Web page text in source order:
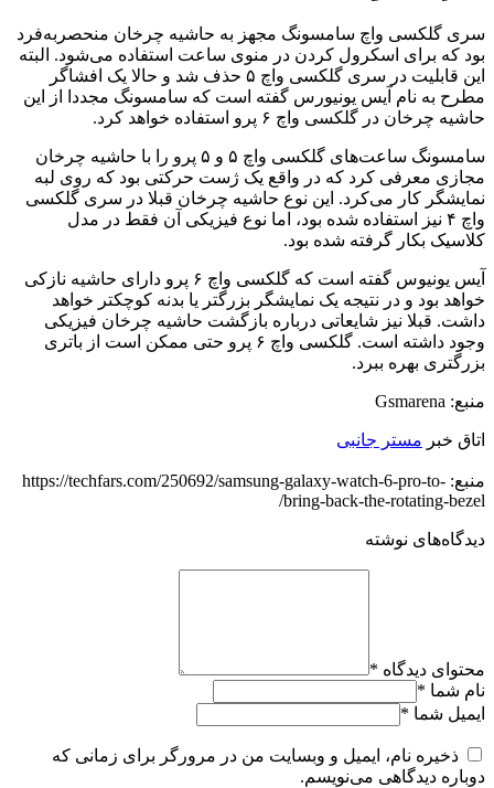
سری گلکسی واچ سامسونگ مجهز به حاشیه چرخان منحصربه‌فرد
بود که برای اسکرول کردن در منوی ساعت استفاده می‌شود. البته
این قابلیت در سری گلکسی واچ ۵ حذف شد و حالا یک افشاگر
مطرح به نام آیس یونیورس گفته است که سامسونگ مجددا از این
حاشیه چرخان در گلکسی واچ ۶ پرو استفاده خواهد کرد.
سامسونگ ساعت‌های گلکسی واچ ۵ و ۵ پرو را با حاشیه چرخان
مجازی معرفی کرد که در واقع یک ژست حرکتی بود که روی لبه
نمایشگر کار می‌کرد. این نوع حاشیه چرخان قبلا در سری گلکسی
واچ ۴ نیز استفاده شده بود، اما نوع فیزیکی آن فقط در مدل
کلاسیک بکار گرفته شده بود.
آیس یونیوس گفته است که گلکسی واچ ۶ پرو دارای حاشیه نازکی
خواهد بود و در نتیجه یک نمایشگر بزرگتر یا بدنه کوچکتر خواهد
داشت. قبلا نیز شایعاتی درباره بازگشت حاشیه چرخان فیزیکی
وجود داشته است. گلکسی واچ ۶ پرو حتی ممکن است از باتری
بزرگتری بهره ببرد.
منبع: Gsmarena
اتاق خبر مستر جانبی
منبع: https://techfars.com/250692/samsung-galaxy-watch-6-pro-to-
bring-back-the-rotating-bezel/
دیدگاه‌های نوشته
محتوای دیدگاه *
نام شما *
ایمیل شما *
ذخیره نام، ایمیل و وبسایت من در مرورگر برای زمانی که
دوباره دیدگاهی می‌نویسم.